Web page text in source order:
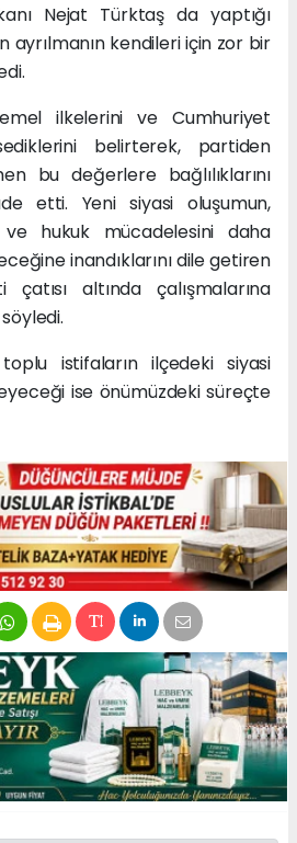
Nejat Türktaş da yaptığı
ayrılmanın kendileri için zor bir
ilkelerini ve Cumhuriyet
belirterek, partiden
bu değerlere bağlılıklarını
etti. Yeni siyasi oluşumun,
hukuk mücadelesini daha
inandıklarını dile getiren
altında çalışmalarına
istifaların ilçedeki siyasi
ise önümüzdeki süreçte